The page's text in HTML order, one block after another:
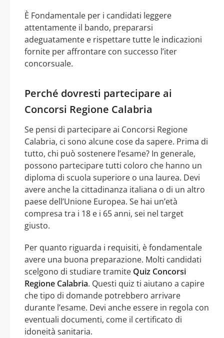
È Fondamentale per i candidati leggere
attentamente il bando, prepararsi
adeguatamente e rispettare tutte le indicazioni
fornite per affrontare con successo l’iter
concorsuale.
Perché dovresti partecipare ai
Concorsi Regione Calabria
Se pensi di partecipare ai Concorsi Regione
Calabria, ci sono alcune cose da sapere. Prima di
tutto, chi può sostenere l’esame? In generale,
possono partecipare tutti coloro che hanno un
diploma di scuola superiore o una laurea. Devi
avere anche la cittadinanza italiana o di un altro
paese dell’Unione Europea. Se hai un’età
compresa tra i 18 e i 65 anni, sei nel target
giusto.
Per quanto riguarda i requisiti, è fondamentale
avere una buona preparazione. Molti candidati
scelgono di studiare tramite Quiz Concorsi
Regione Calabria. Questi quiz ti aiutano a capire
che tipo di domande potrebbero arrivare
durante l’esame. Devi anche essere in regola con
eventuali documenti, come il certificato di
idoneità sanitaria.